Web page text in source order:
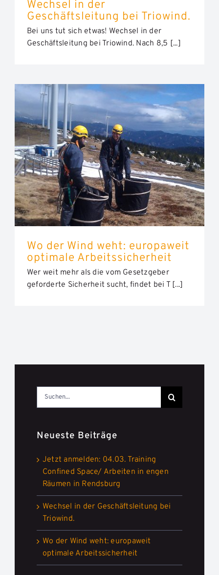
Wechsel in der
Geschäftsleitung bei Triowind.
Bei uns tut sich etwas! Wechsel in der
Geschäftsleitung bei Triowind. Nach 8,5 [...]
Wo der Wind weht: europaweit
optimale Arbeitssicherheit
Wo der Wind weht: europaweit
optimale Arbeitssicherheit
Wer weit mehr als die vom Gesetzgeber
geforderte Sicherheit sucht, findet bei T [...]
Suche
Neueste Beiträge
Jetzt anmelden: 04.03. Training
Confined Space/ Arbeiten in engen
Räumen in Rendsburg
Wechsel in der Geschäftsleitung bei
Triowind.
Wo der Wind weht: europaweit
optimale Arbeitssicherheit